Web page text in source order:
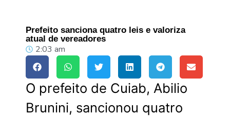
Prefeito sanciona quatro leis e valoriza
atual de vereadores
2:03 am
O prefeito de Cuiab, Abilio
Brunini, sancionou quatro